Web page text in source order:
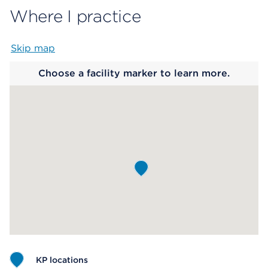
Where I practice
Skip map
Choose a facility marker to learn more.
KP locations